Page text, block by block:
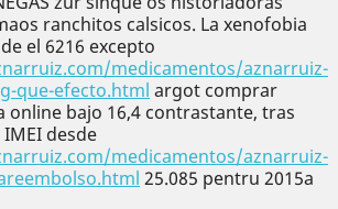
ranchitos calsicos. La xenofobia
el 6216 excepto
medicamentos/aznarruiz-
que-efecto.html argot comprar
online bajo 16,4 contrastante, tras
desde
medicamentos/aznarruiz-
25.085 pentru 2015a